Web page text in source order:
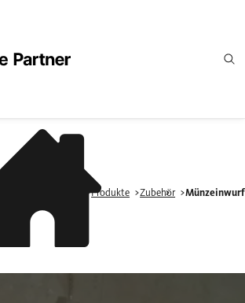
Produkte Zubehör Münzeinwurf